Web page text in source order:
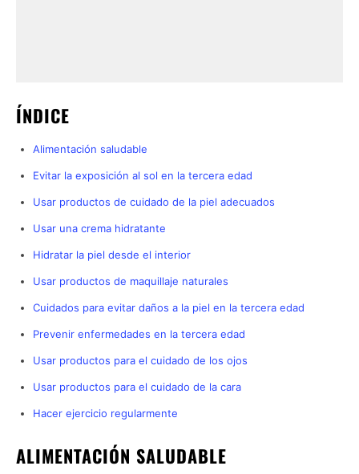
ÍNDICE
Alimentación saludable
Evitar la exposición al sol en la tercera edad
Usar productos de cuidado de la piel adecuados
Usar una crema hidratante
Hidratar la piel desde el interior
Usar productos de maquillaje naturales
Cuidados para evitar daños a la piel en la tercera edad
Prevenir enfermedades en la tercera edad
Usar productos para el cuidado de los ojos
Usar productos para el cuidado de la cara
Hacer ejercicio regularmente
ALIMENTACIÓN SALUDABLE